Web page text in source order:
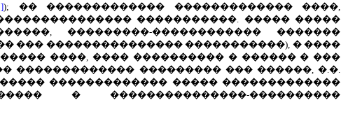
); �� ������������� ������������� ����,
�����������. ����� �����
���������-������������ �������
��� ��������������� �����������), � ����
����, ���� ���������� � ������ � ���
������������� ��������� ��� ������, �.�.
������������� ����� �������������
� ���������������-����������